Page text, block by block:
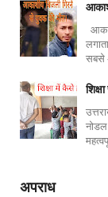
सबसे
नोडल
अपराध